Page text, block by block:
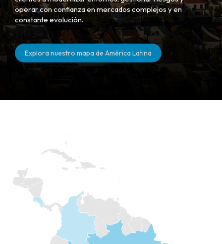
operar con confianza en mercados complejos y en
constante evolución.
Explora nuestro mapa de América Latina